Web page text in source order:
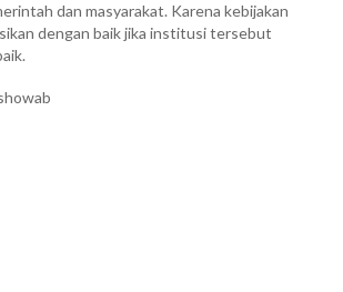
dan masyarakat. Karena kebijakan
dengan baik jika institusi tersebut